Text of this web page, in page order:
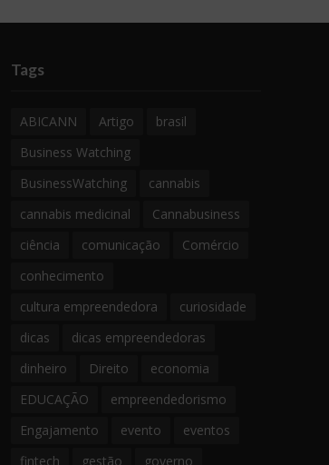
Tags
ABICANN Artigo
brasil
Business Watching
BusinessWatching
cannabis
cannabis medicinal
Cannabusiness
ciência
comunicação
Comércio
conhecimento
cultura empreendedora
curiosidade
dicas
dicas empreendedoras
dinheiro
Direito
economia
EDUCAÇÃO
empreendedorismo
Engajamento
evento
eventos
fintech
gestão governo